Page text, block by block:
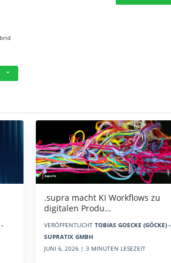
.supra macht KI Workflows zu
digitalen Produ…
VERÖFFENTLICHT TOBIAS GOECKE (GÖCKE) -
SUPRATIX GMBH
JUNI 6, 2026 | 3 MINUTEN LESEZEIT